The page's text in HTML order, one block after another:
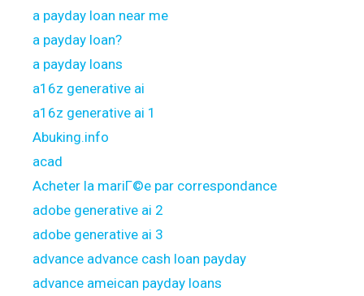
a payday loan near me
a payday loan?
a payday loans
a16z generative ai
a16z generative ai 1
Abuking.info
acad
Acheter la mariГ©e par correspondance
adobe generative ai 2
adobe generative ai 3
advance advance cash loan payday
advance ameican payday loans